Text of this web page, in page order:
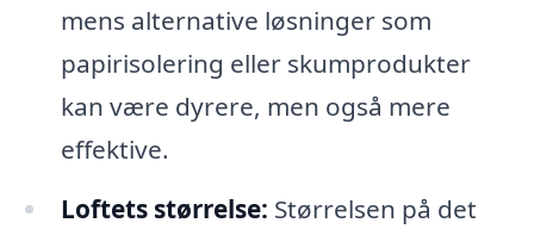
mens alternative løsninger som
papirisolering eller skumprodukter
kan være dyrere, men også mere
effektive.
Loftets størrelse: Størrelsen på det